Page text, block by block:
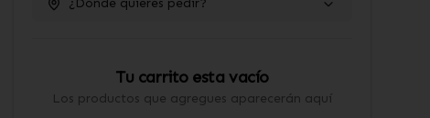
¿Dónde quieres pedir?
Tu carrito esta vacío
Los productos que agregues aparecerán aquí